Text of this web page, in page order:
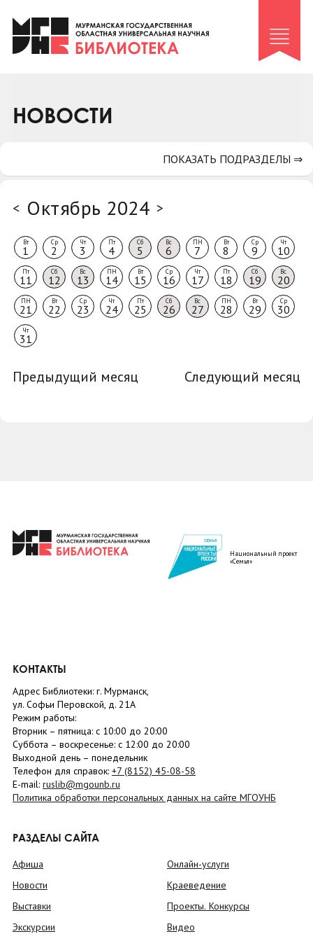
Клуб «Гиря и сельдерей»
Клуб «Семейный архив»
Коллегам
НОВОСТИ
< Октябрь 2024 >
Вт
1
Ср
2
Чт
3
Пт
4
Сб
5
Вс
6
ПН
7
Вт
8
Ср
9
Чт
10
Пт
11
Сб
12
Вс
13
ПН
14
Вт
15
Ср
16
Чт
17
Пт
18
Сб
19
Вс
20
ПН
21
Вт
22
Ср
23
Чт
24
Пт
25
Сб
26
Вс
27
ПН
28
Вт
29
Ср
30
Чт
31
Предыдущий месяц Следующий месяц
ПОКАЗАТЬ ПОДРАЗДЕЛЫ ⇒
Национальный проект
«Семья»
КОНТАКТЫ
Адрес Библиотеки: г. Мурманск,
ул. Софьи Перовской, д. 21А
Режим работы:
Вторник – пятница: с 10:00 до 20:00
Суббота – воскресенье: c 12:00 до 20:00
Выходной день – понедельник
Телефон для справок: +7 (8152) 45-08-58
E-mail: ruslib@mgounb.ru
Политика обработки персональных данных на сайте МГОУНБ
РАЗДЕЛЫ САЙТА
Афиша
Новости
Выставки
Экскурсии
Онлайн-услуги
Краеведение
Проекты. Конкурсы
Видео